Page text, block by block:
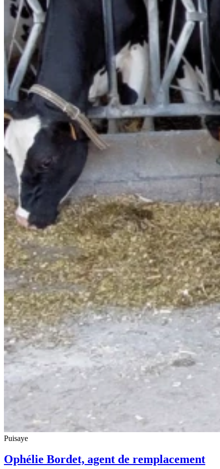
Puisaye
Ophélie Bordet, agent de remplacement